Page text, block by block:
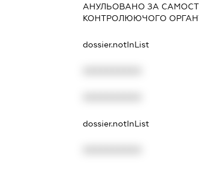
АНУЛЬОВАНО ЗА
КОНТРОЛЮЮЧОГО
dossier.notInList
dossier.notInList